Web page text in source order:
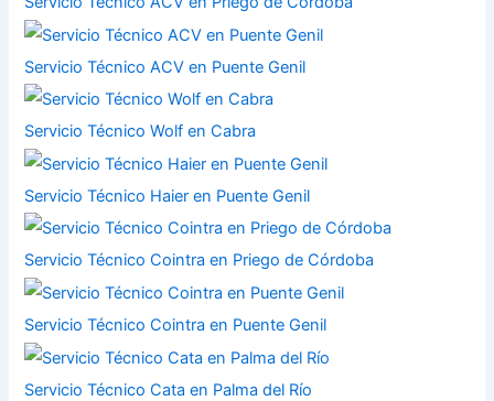
Servicio Técnico ACV en Puente Genil
Servicio Técnico Wolf en Cabra
Servicio Técnico Haier en Puente Genil
Servicio Técnico Cointra en Priego de Córdoba
Servicio Técnico Cointra en Puente Genil
Servicio Técnico Cata en Palma del Río